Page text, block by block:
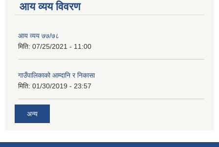
आय व्यय विवरण
आय व्यय ७७/७८
मिति: 07/25/2021 - 11:00
गाउँपालिकाको आम्दानि र निकासा
मिति: 01/30/2019 - 23:57
अन्य